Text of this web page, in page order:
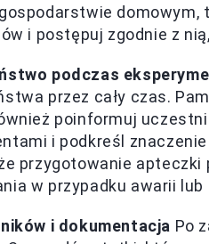
domowym,
i postępuj zgodnie z
podczas
przez cały czas.
poinformuj
i podkreśl
przygotowanie
w przypadku awarii lub
i dokumentacja Po